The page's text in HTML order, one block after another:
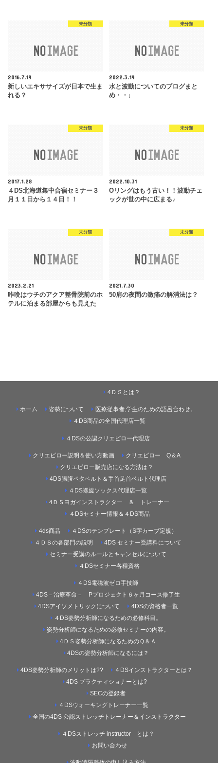
未分類
2016.7.19
新しいエキササイズが日本で生ま
れる？
未分類
2022.3.19
水と波動についてのブログまと
め・・↓
未分類
2017.1.28
４DS北海道集中合宿セミナー３
月１１日から１４日！！
未分類
2022.10.31
Oリングはもう古い！！波動チェ
ックが世の中に広まる♪
未分類
2023.2.21
昨晩はウチのアクア整骨院前のホ
テルに泊まる部屋からも見えた
未分類
2021.7.30
50肩の夜間の激痛の解消法は？
ホーム
4ＤＳとは？
姿勢について
医療従事者,学生のための語呂合わせ。
４DS商品の全国代理店一覧
４DSの公認クリエピロー代理店
クリエピロー説明＆使い方動画
クリエピロー Q＆A
クリエピロー販売店になる方法は？
4DS腸腹ペタベルト＆手首足首ベルト代理店
４DS螺旋ソックス代理店一覧
4ＤＳヨガインストラクター ＆ トレーナー
４DSセミナー情報＆４DS商品
4ds商品
４DSのテンプレート（S字カーブ定規）
４ＤＳの各部門の説明
4DS セミナー受講料について
セミナー受講のルールとキャンセルについて
４DSセミナー各種資格
４DS電磁波ゼロ手技師
4DS－治療革命－ Pプロジェクト６ヶ月コース修了生
4DSアイソメトリックについて
4DSの資格者一覧
４DS姿勢分析師になるための必修科目。
姿勢分析師になるための必修セミナーの内容。
4ＤＳ姿勢分析師になるためのＱ＆Ａ
4DSの姿勢分析師になるには？
4DS姿勢分析師のメリットは??
４DSインストラクターとは？
4DS プラクティショナーとは?
SECの登録者
４DSウォーキングトレーナー一覧
全国の4DS 公認ストレッチトレーナー＆インストラクター
４DSストレッチ instructor とは？
お問い合わせ